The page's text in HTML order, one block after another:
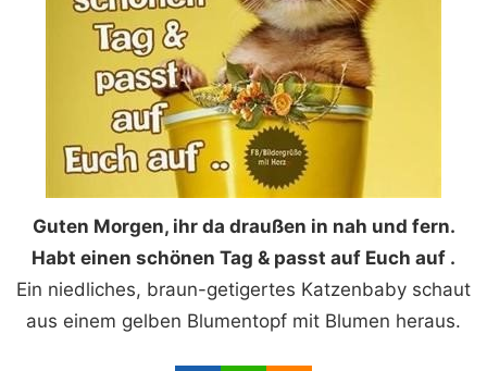
Guten Morgen, ihr da draußen in nah und fern.
Habt einen schönen Tag & passt auf Euch auf .
Ein niedliches, braun-getigertes Katzenbaby schaut
aus einem gelben Blumentopf mit Blumen heraus.